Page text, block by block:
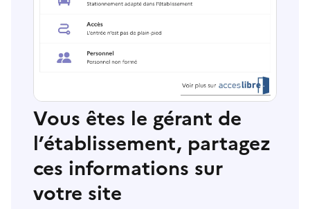
Vous êtes le gérant de
l’établissement, partagez
ces informations sur
votre site